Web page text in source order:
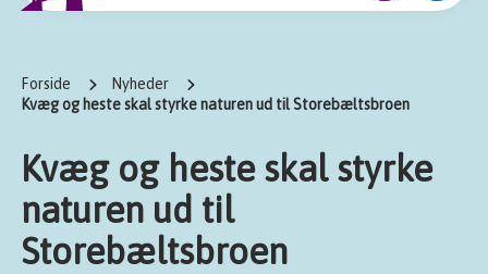
Forside
Nyheder
Kvæg og heste skal styrke naturen ud til Storebæltsbroen
Kvæg og heste skal styrke
naturen ud til
Storebæltsbroen